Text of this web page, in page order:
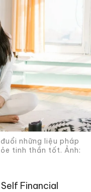
những liệu pháp
tinh thần tốt. Ảnh:
Financial